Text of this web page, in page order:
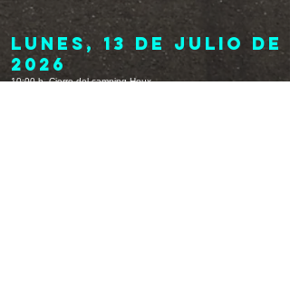
LUNES, 13 de julio de
2026
10:00 h. Cierre del camping Houx